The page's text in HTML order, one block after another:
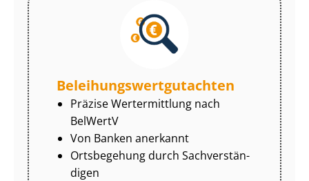
Be­lei­hungs­wert­gut­ach­ten
Präzise Wertermittlung nach
BelWertV
Von Banken anerkannt
Ortsbegehung durch Sach­ver­stän­
di­gen